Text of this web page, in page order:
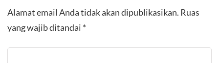
Alamat email Anda tidak akan dipublikasikan. Ruas
yang wajib ditandai *